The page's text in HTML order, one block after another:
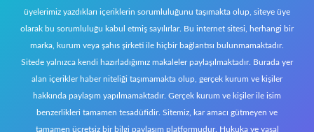
üyelerimiz yazdıkları içeriklerin sorumluluğunu taşımakta olup, siteye üye
olarak bu sorumluluğu kabul etmiş sayılırlar. Bu internet sitesi, herhangi bir
marka, kurum veya şahıs şirketi ile hiçbir bağlantısı bulunmamaktadır.
Sitede yalnızca kendi hazırladığımız makaleler paylaşılmaktadır. Burada yer
alan içerikler haber niteliği taşımamakta olup, gerçek kurum ve kişiler
hakkında paylaşım yapılmamaktadır. Gerçek kurum ve kişiler ile isim
benzerlikleri tamamen tesadüfidir. Sitemiz, kar amacı gütmeyen ve
tamamen ücretsiz bir bilgi paylaşım platformudur. Hukuka ve yasal